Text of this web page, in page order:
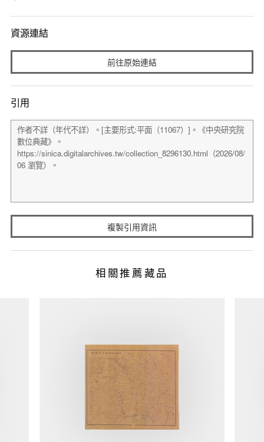
資源連結
前往原始連結
引用
複製引用資訊
相關推薦藏品